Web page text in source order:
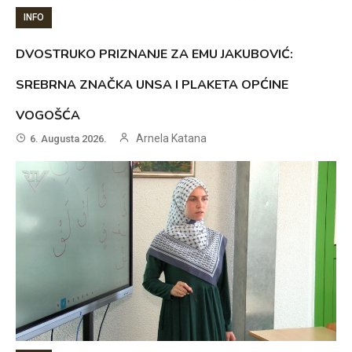
INFO
DVOSTRUKO PRIZNANJE ZA EMU JAKUBOVIĆ:
SREBRNA ZNAČKA UNSA I PLAKETA OPĆINE
VOGOŠĆA
6. Augusta 2026. Arnela Katana